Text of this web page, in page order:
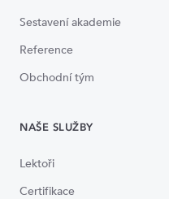
Sestavení akademie
Reference
Obchodní tým
NAŠE SLUŽBY
Lektoři
Certifikace